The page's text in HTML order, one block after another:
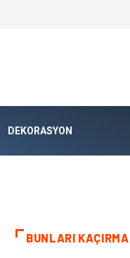
DEKORASYON
BUNLARI KAÇIRMA